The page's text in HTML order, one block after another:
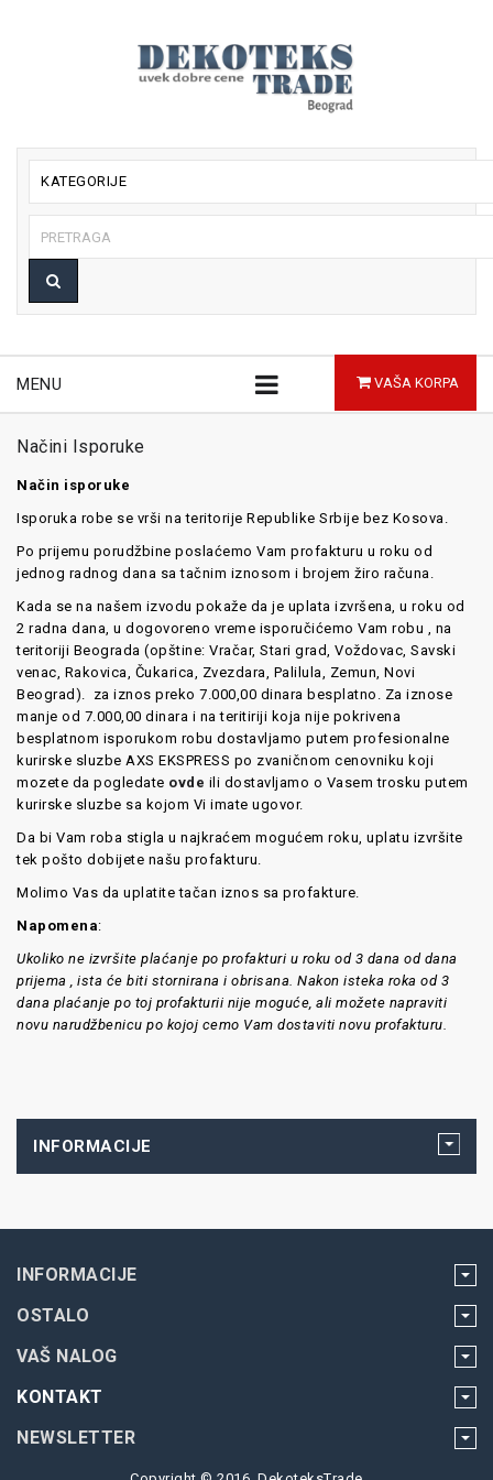
KATEGORIJE
VAŠA KORPA
MENU
Načini Isporuke
Način isporuke
Isporuka robe se vrši na teritorije Republike Srbije bez Kosova.
Po prijemu porudžbine poslaćemo Vam profakturu u roku od
jednog radnog dana sa tačnim iznosom i brojem žiro računa.
Kada se na našem izvodu pokaže da je uplata izvršena, u roku od
2 radna dana, u dogovoreno vreme isporučićemo Vam robu , na
teritoriji Beograda (opštine: Vračar, Stari grad, Voždovac, Savski
venac, Rakovica, Čukarica, Zvezdara, Palilula, Zemun, Novi
Beograd). za iznos preko 7.000,00 dinara besplatno. Za iznose
manje od 7.000,00 dinara i na teritiriji koja nije pokrivena
besplatnom isporukom robu dostavljamo putem profesionalne
kurirske sluzbe AXS EKSPRESS po zvaničnom cenovniku koji
mozete da pogledate ovde ili dostavljamo o Vasem trosku putem
kurirske sluzbe sa kojom Vi imate ugovor.
Da bi Vam roba stigla u najkraćem mogućem roku, uplatu izvršite
tek pošto dobijete našu profakturu.
Molimo Vas da uplatite tačan iznos sa profakture.
Napomena:
Ukoliko ne izvršite plaćanje po profakturi u roku od 3 dana od dana
prijema , ista će biti stornirana i obrisana. Nakon isteka roka od 3
dana plaćanje po toj profakturii nije moguće, ali možete napraviti
novu narudžbenicu po kojoj cemo Vam dostaviti novu profakturu.
INFORMACIJE
INFORMACIJE
OSTALO
VAŠ NALOG
KONTAKT
NEWSLETTER